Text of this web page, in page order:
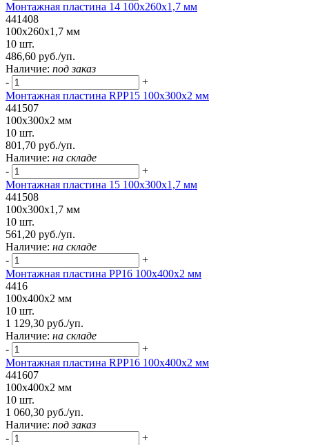
Монтажная пластина 14 100x260x1,7 мм
441408
100x260x1,7 мм
10 шт.
486,60 руб./уп.
Наличие: под заказ
-
+
Монтажная пластина RPP15 100x300x2 мм
441507
100x300x2 мм
10 шт.
801,70 руб./уп.
Наличие: на складе
-
+
Монтажная пластина 15 100x300x1,7 мм
441508
100x300x1,7 мм
10 шт.
561,20 руб./уп.
Наличие: на складе
-
+
Монтажная пластина PP16 100x400x2 мм
4416
100x400x2 мм
10 шт.
1 129,30 руб./уп.
Наличие: на складе
-
+
Монтажная пластина RPP16 100x400x2 мм
441607
100x400x2 мм
10 шт.
1 060,30 руб./уп.
Наличие: под заказ
-
+